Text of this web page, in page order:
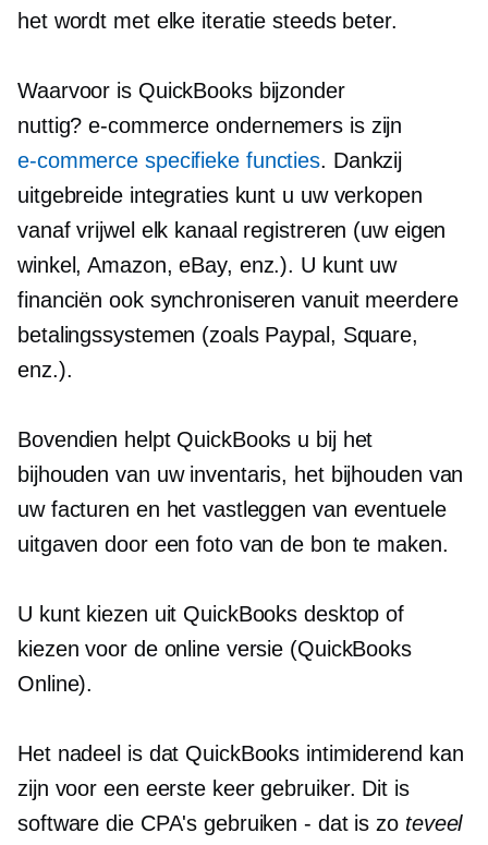
het wordt met elke iteratie steeds beter.
Waarvoor is QuickBooks bijzonder
nuttig?e-commerce ondernemers is zijn
e-commerce specifieke functies. Dankzij
uitgebreide integraties kunt u uw verkopen
vanaf vrijwel elk kanaal registreren (uw eigen
winkel, Amazon, eBay, enz.). U kunt uw
financiën ook synchroniseren vanuit meerdere
betalingssystemen (zoals Paypal, Square,
enz.).
Bovendien helpt QuickBooks u bij het
bijhouden van uw inventaris, het bijhouden van
uw facturen en het vastleggen van eventuele
uitgaven door een foto van de bon te maken.
U kunt kiezen uit QuickBooks desktop of
kiezen voor de online versie (QuickBooks
Online).
Het nadeel is dat QuickBooks intimiderend kan
zijn voor een eerste keergebruiker. Dit is
software die CPA's gebruiken - dat is zo teveel